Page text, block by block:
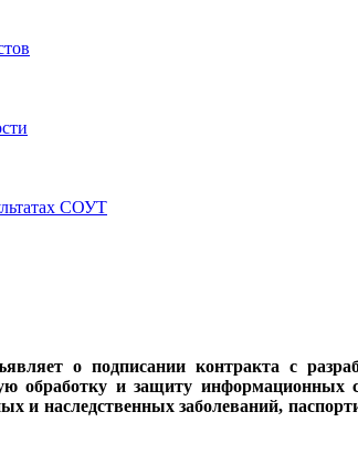
СОУТ
о подписании контракта с
обработку и защиту
и наследственных заболеваний,